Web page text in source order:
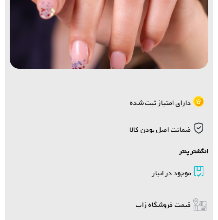
دارای امتیاز ثبت شده
ضمانت اصل بودن کالا
انگشتر پنتر
موجود در انبار
قیمت فروشگاه زاب